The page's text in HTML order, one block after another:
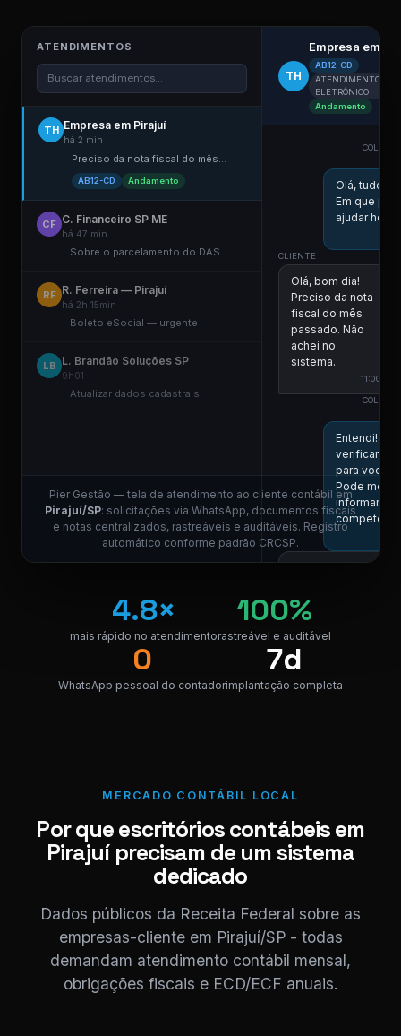
ATENDIMENTOS
Buscar atendimentos...
TH Empresa em Pirajuí
há 2 min
Preciso da nota fiscal do mês...
AB12-CD Andamento
CF C. Financeiro SP ME
há 47 min
Sobre o parcelamento do DAS...
RF R. Ferreira — Pirajuí
há 2h 15min
Boleto eSocial — urgente
LB L. Brandão Soluções SP
9h01
Atualizar dados cadastrais
TH
Empresa em
AB12-CD
ATENDIMENTO
ELETRÔNICO
Andamento
Olá, tudo
Em que
ajudar hoje?
CLIENTE
Olá, bom dia!
Preciso da nota
fiscal do mês
passado. Não
achei no
sistema.
11:00
Entendi! Vou
verificar
para você.
Pode me
informar a
favor.
link para
obrigado! 😊
enviada. Registrado
AB12-CD.
Digite uma
Pier Gestão — tela de atendimento ao cliente contábil em
Pirajuí/SP: solicitações via WhatsApp, documentos fiscais
e notas centralizados, rastreáveis e auditáveis. Registro
automático conforme padrão CRCSP.
4.8×
mais rápido no atendimento
100%
rastreável e auditável
0
WhatsApp pessoal do contador
7d
implantação completa
MERCADO CONTÁBIL LOCAL
Por que escritórios contábeis em
Pirajuí precisam de um sistema
dedicado
Dados públicos da Receita Federal sobre as
empresas-cliente em Pirajuí/SP - todas
demandam atendimento contábil mensal,
obrigações fiscais e ECD/ECF anuais.